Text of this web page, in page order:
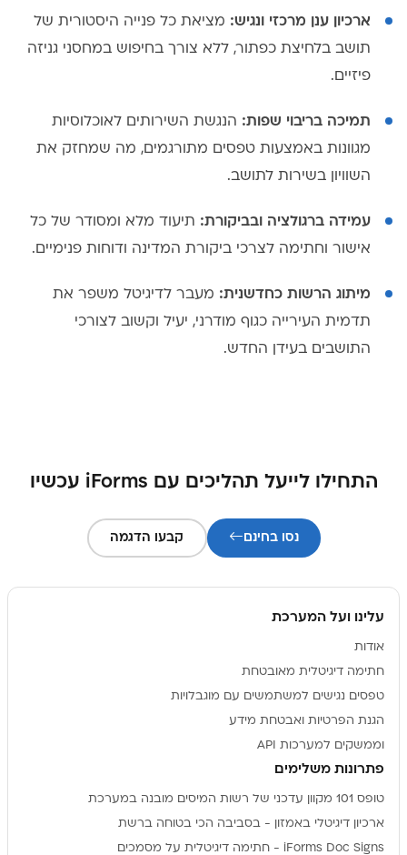
ארכיון ענן מרכזי ונגיש: מציאת כל פנייה היסטורית של
תושב בלחיצת כפתור, ללא צורך בחיפוש במחסני גניזה
פיזיים.
תמיכה בריבוי שפות: הנגשת השירותים לאוכלוסיות
מגוונות באמצעות טפסים מתורגמים, מה שמחזק את
השוויון בשירות לתושב.
עמידה ברגולציה ובביקורת: תיעוד מלא ומסודר של כל
אישור וחתימה לצרכי ביקורת המדינה ודוחות פנימיים.
מיתוג הרשות כחדשנית: מעבר לדיגיטל משפר את
תדמית העירייה כגוף מודרני, יעיל וקשוב לצורכי
התושבים בעידן החדש.
התחילו לייעל תהליכים עם iForms עכשיו
נסו בחינם קבעו הדגמה
עלינו ועל המערכת
אודות
חתימה דיגיטלית מאובטחת
טפסים נגישים למשתמשים עם מוגבלויות
הגנת הפרטיות ואבטחת מידע
וממשקים למערכות API
פתרונות משלימים
טופס 101 מקוון עדכני של רשות המיסים מובנה במערכת
ארכיון דיגיטלי באמזון - בסביבה הכי בטוחה ברשת
iForms Doc Signs - חתימה דיגיטלית על מסמכים